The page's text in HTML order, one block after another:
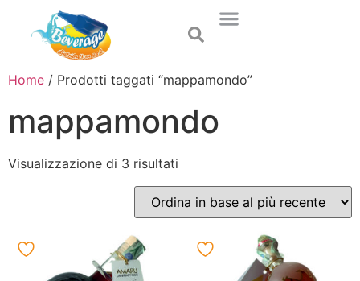
Home / Prodotti taggati “mappamondo”
mappamondo
Visualizzazione di 3 risultati